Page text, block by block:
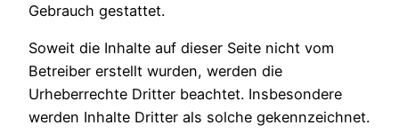
Gebrauch gestattet.
Soweit die Inhalte auf dieser Seite nicht vom
Betreiber erstellt wurden, werden die
Urheberrechte Dritter beachtet. Insbesondere
werden Inhalte Dritter als solche gekennzeichnet.